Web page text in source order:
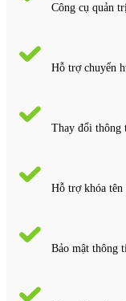
Công cụ quản
Hỗ trợ chuyển
Thay đổi thông
Hỗ trợ khóa tên
Bảo mật thông